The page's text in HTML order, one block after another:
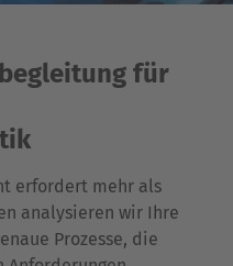
für
erfordert mehr als
analysieren wir Ihre
Prozesse, die